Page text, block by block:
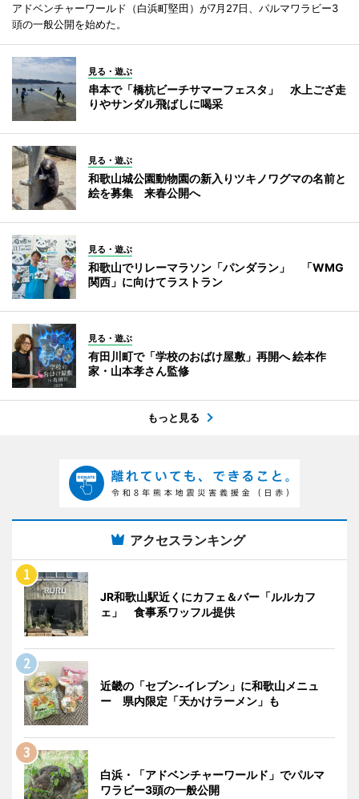
アドベンチャーワールド（白浜町堅田）が7月27日、パルマワラビー3
頭の一般公開を始めた。
見る・遊ぶ
串本で「橋杭ビーチサマーフェスタ」 水上ござ走
りやサンダル飛ばしに喝采
見る・遊ぶ
和歌山城公園動物園の新入りツキノワグマの名前と
絵を募集 来春公開へ
見る・遊ぶ
和歌山でリレーマラソン「パンダラン」 「WMG
関西」に向けてラストラン
見る・遊ぶ
有田川町で「学校のおばけ屋敷」再開へ 絵本作
家・山本孝さん監修
もっと見る
アクセスランキング
JR和歌山駅近くにカフェ＆バー「ルルカフ
ェ」 食事系ワッフル提供
近畿の「セブン-イレブン」に和歌山メニュ
ー 県内限定「天かけラーメン」も
白浜・「アドベンチャーワールド」でパルマ
ワラビー3頭の一般公開